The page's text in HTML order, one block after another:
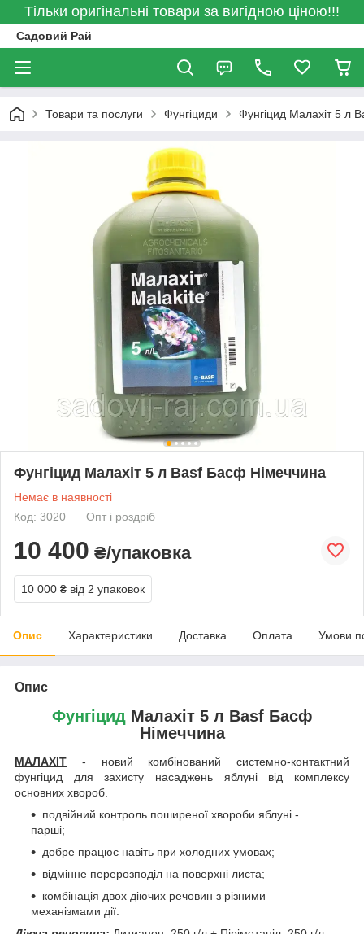
Тільки оригінальні товари за вигідною ціною!!!
Садовий Рай
Товари та послуги Фунгіциди Фунгіцид Малахіт 5 л
Фунгіцид Малахіт 5 л Basf Басф Німеччина
Немає в наявності
Код: 3020
Опт і роздріб
10 400 ₴/упаковка
10 000 ₴ від 2 упаковок
Опис Характеристики Доставка Оплата Умови
Опис
ФунгіцидМалахіт 5 л Basf Басф
Німеччина
МАЛАХІТ - новий комбінований системно-контактний
фунгіцид для захисту насаджень яблуні від комплексу
основних хвороб.
подвійний контроль поширеної хвороби яблуні -
парші;
добре працює навіть при холодних умовах;
відмінне перерозподіл на поверхні листа;
комбінація двох діючих речовин з різними
механізмами дії.